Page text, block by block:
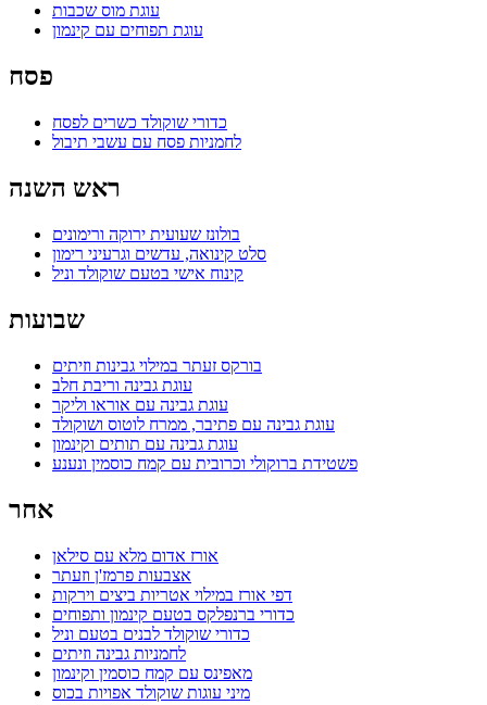
עוגת מוס שכבות
עוגת תפוחים עם קינמון
פסח
כדורי שוקולד כשרים לפסח
לחמניות פסח עם עשבי תיבול
ראש השנה
בולונז שעועית ירוקה ורימונים
סלט קינואה, עדשים וגרעיני רימון
קינוח אישי בטעם שוקולד וניל
שבועות
בורקס זעתר במילוי גבינות וזיתים
עוגת גבינה וריבת חלב
עוגת גבינה עם אוראו וליקר
עוגת גבינה עם פתיבר, ממרח לוטוס ושוקולד
עוגת גבינה עם תותים וקינמון
פשטידת ברוקולי וכרובית עם קמח כוסמין ונענע
אחר
אורז אדום מלא עם סילאן
אצבעות פרמז'ן וזעתר
דפי אורז במילוי אטריות ביצים וירקות
כדורי ברנפלקס בטעם קינמון ותפוחים
כדורי שוקולד לבנים בטעם וניל
לחמניות גבינה וזיתים
מאפינס עם קמח כוסמין וקינמון
מיני עוגות שוקולד אפויות בכוס